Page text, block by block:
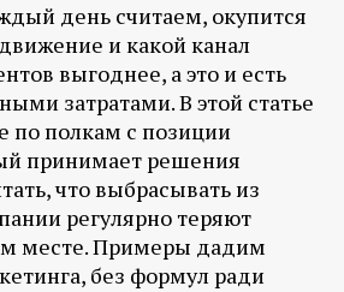
день считаем, окупится
и какой канал
выгоднее, а это и есть
затратами. В этой статье
по полкам с позиции
принимает решения
что выбрасывать из
регулярно теряют
месте. Примеры дадим
без формул ради